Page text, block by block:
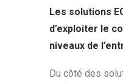
Les solutions
d’exploiter le
niveaux de
Du côté des